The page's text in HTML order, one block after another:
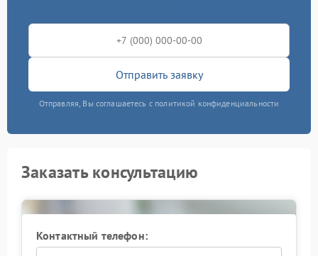
Отправить заявку
Отправляя, Вы соглашаетесь с политикой конфиденциальности
Заказать консультацию
Контактный телефон: